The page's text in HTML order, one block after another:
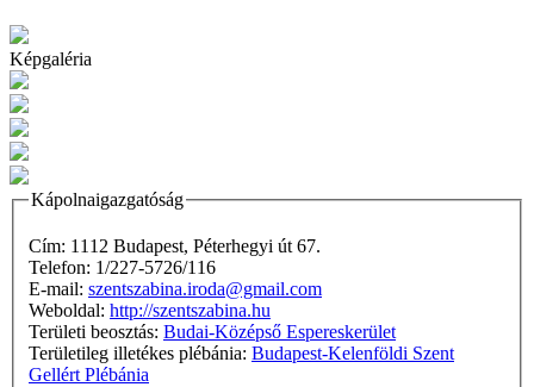
Képgaléria
Kápolnaigazgatóság
Cím: 1112 Budapest, Péterhegyi út 67.
Telefon: 1/227-5726/116
E-mail: szentszabina.iroda@gmail.com
Weboldal: http://szentszabina.hu
Területi beosztás: Budai-Középső Espereskerület
Területileg illetékes plébánia: Budapest-Kelenföldi Szent
Gellért Plébánia